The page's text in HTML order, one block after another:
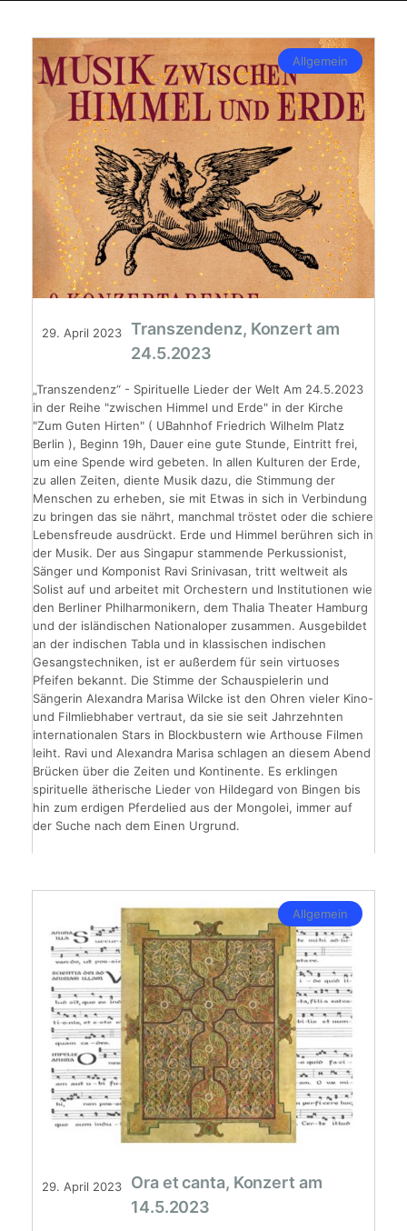
Allgemein
29. April 2023
Transzendenz, Konzert am
24.5.2023
„Transzendenz“ - Spirituelle Lieder der Welt Am 24.5.2023
in der Reihe "zwischen Himmel und Erde" in der Kirche
"Zum Guten Hirten" ( UBahnhof Friedrich Wilhelm Platz
Berlin ), Beginn 19h, Dauer eine gute Stunde, Eintritt frei,
um eine Spende wird gebeten. In allen Kulturen der Erde,
zu allen Zeiten, diente Musik dazu, die Stimmung der
Menschen zu erheben, sie mit Etwas in sich in Verbindung
zu bringen das sie nährt, manchmal tröstet oder die schiere
Lebensfreude ausdrückt. Erde und Himmel berühren sich in
der Musik. Der aus Singapur stammende Perkussionist,
Sänger und Komponist Ravi Srinivasan, tritt weltweit als
Solist auf und arbeitet mit Orchestern und Institutionen wie
den Berliner Philharmonikern, dem Thalia Theater Hamburg
und der isländischen Nationaloper zusammen. Ausgebildet
an der indischen Tabla und in klassischen indischen
Gesangstechniken, ist er außerdem für sein ­virtuoses
Pfeifen bekannt. Die Stimme der Schauspielerin und
Sängerin Alexandra Marisa Wilcke ist den Ohren vieler Kino-
und Filmliebhaber vertraut, da sie sie seit Jahrzehnten
internationalen Stars in Blockbustern wie Arthouse Filmen
leiht. Ravi und Alexandra Marisa schlagen an diesem Abend
Brücken über die Zeiten und Kontinente. Es erklingen
spirituelle ätherische Lieder von Hildegard von Bingen bis
hin zum erdigen Pferdelied aus der Mongolei, immer auf
der Suche nach dem Einen Urgrund.
Allgemein
29. April 2023
Ora et canta, Konzert am
14.5.2023